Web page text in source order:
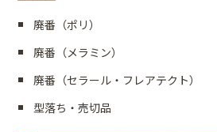
廃番（ポリ）
廃番（メラミン）
廃番（セラール・フレアテクト）
型落ち・売切品